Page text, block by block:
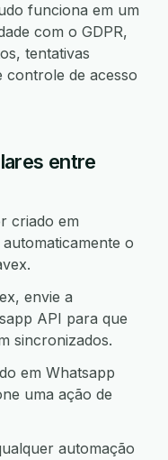
funciona em um
com o GDPR,
tentativas
controle de acesso
entre
criado em
o
envie a
API para que
sincronizados.
em Whatsapp
uma ação de
automação